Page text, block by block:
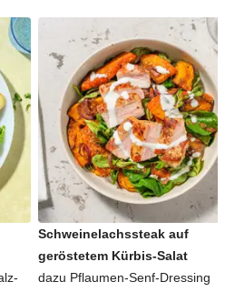
Schweinelachssteak auf
geröstetem Kürbis-Salat
dazu Pflaumen-Senf-Dressing